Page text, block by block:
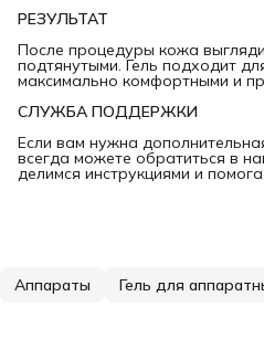
РЕЗУЛЬТАТ
После процедуры кожа
подтянутыми. Гель подходит
максимально комфортными и
СЛУЖБА ПОДДЕРЖКИ
Если вам нужна
всегда можете обратиться в
делимся инструкциями и
Аппараты Гель для